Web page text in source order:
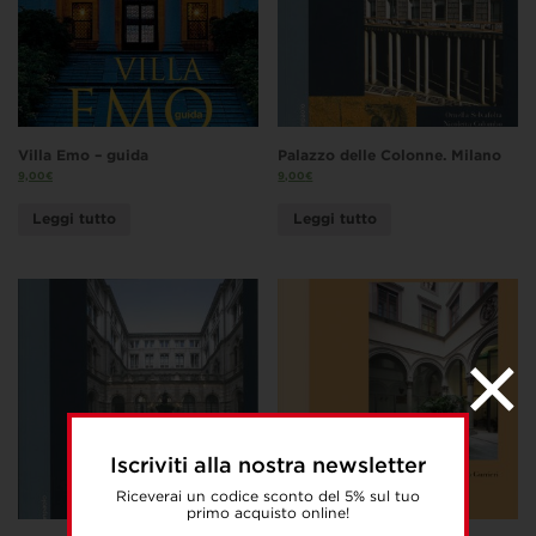
Iscriviti alla nostra newsletter
Riceverai un codice sconto del 5% sul tuo
primo acquisto online!
Villa Emo – guida
9,00€
Leggi tutto
Palazzo delle Colonne. Milano
9,00€
Leggi tutto